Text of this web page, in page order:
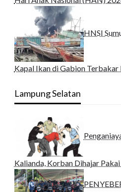
HNSI
Kapal Ikan di Gabion
Lampung Selatan
Kalianda, Korban Dihajar